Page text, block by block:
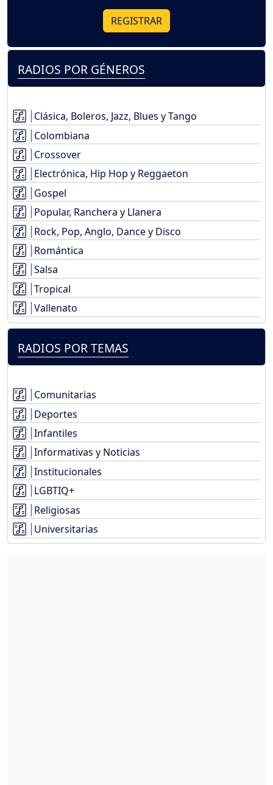
REGISTRAR
RADIOS POR GÉNEROS
Clásica, Boleros, Jazz, Blues y Tango
Colombiana
Crossover
Electrónica, Hip Hop y Reggaeton
Gospel
Popular, Ranchera y Llanera
Rock, Pop, Anglo, Dance y Disco
Romántica
Salsa
Tropical
Vallenato
RADIOS POR TEMAS
Comunitarias
Deportes
Infantiles
Informativas y Noticias
Institucionales
LGBTIQ+
Religiosas
Universitarias